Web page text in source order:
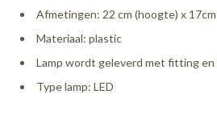
Afmetingen: 22 cm (hoogte) x
Materiaal: plastic
Lamp wordt geleverd met fitting en
Type lamp: LED